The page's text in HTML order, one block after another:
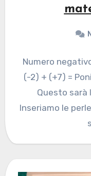
Numero
(-2) + (+7) =
Questo
Inseriamo le